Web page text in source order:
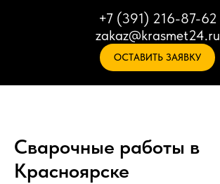
+7 (391) 216-87-62
zakaz@krasmet24.ru
ОСТАВИТЬ ЗАЯВКУ
Сварочные работы в
Красноярске